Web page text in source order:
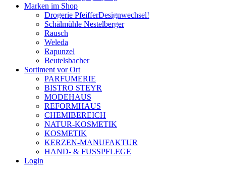
Marken im Shop
Drogerie PfeifferDesignwechsel!
Schälmühle Nestelberger
Rausch
Weleda
Rapunzel
Beutelsbacher
Sortiment vor Ort
PARFUMERIE
BISTRO STEYR
MODEHAUS
REFORMHAUS
CHEMIBEREICH
NATUR-KOSMETIK
KOSMETIK
KERZEN-MANUFAKTUR
HAND- & FUSSPFLEGE
Login